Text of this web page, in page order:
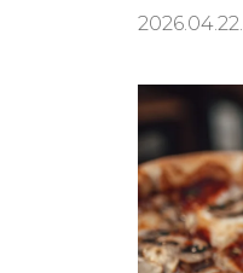
2026.04.22.